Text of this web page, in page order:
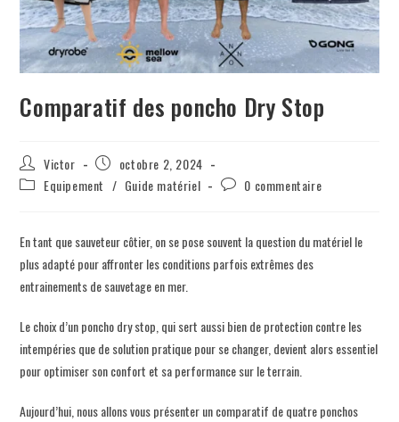
Comparatif des poncho Dry Stop
Victor
octobre 2, 2024
Equipement / Guide matériel 0 commentaire
En tant que sauveteur côtier, on se pose souvent la question du matériel le
plus adapté pour affronter les conditions parfois extrêmes des
entrainements de sauvetage en mer.
Le choix d’un poncho dry stop, qui sert aussi bien de protection contre les
intempéries que de solution pratique pour se changer, devient alors essentiel
pour optimiser son confort et sa performance sur le terrain.
Aujourd’hui, nous allons vous présenter un comparatif de quatre ponchos